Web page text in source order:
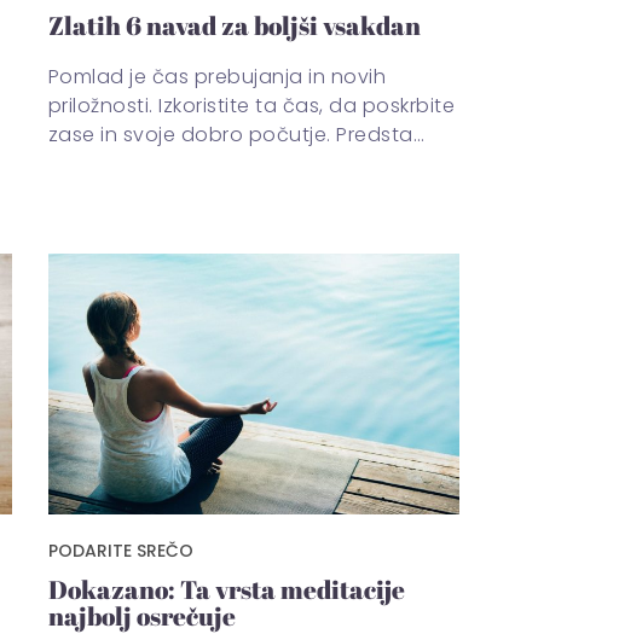
Zlatih 6 navad za boljši vsakdan
Pomlad je čas prebujanja in novih
priložnosti. Izkoristite ta čas, da poskrbite
zase in svoje dobro počutje. Predsta…
PODARITE SREČO
Dokazano: Ta vrsta meditacije
najbolj osrečuje